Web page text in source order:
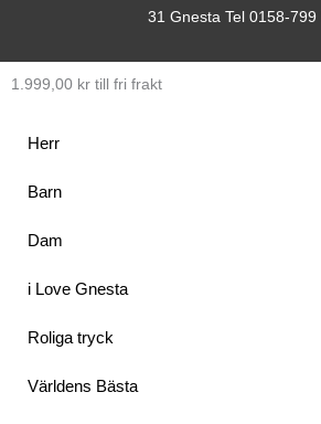
31 Gnesta Tel 0158-799
1.999,00 kr till fri frakt
Herr
Barn
Dam
i Love Gnesta
Roliga tryck
Världens Bästa